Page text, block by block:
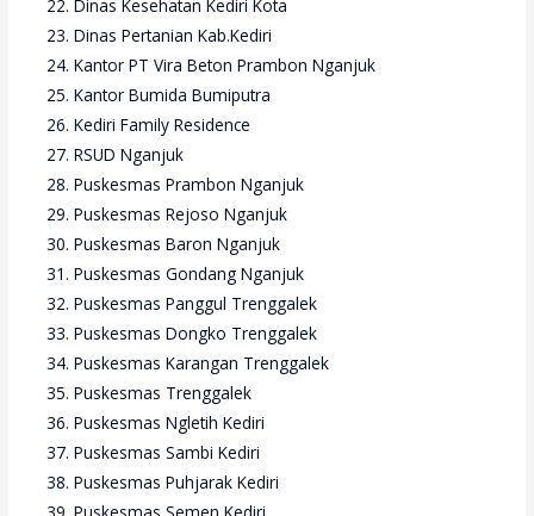
Dinas Kesehatan Kediri Kota
Dinas Pertanian Kab.Kediri
Kantor PT Vira Beton Prambon Nganjuk
Kantor Bumida Bumiputra
Kediri Family Residence
RSUD Nganjuk
Puskesmas Prambon Nganjuk
Puskesmas Rejoso Nganjuk
Puskesmas Baron Nganjuk
Puskesmas Gondang Nganjuk
Puskesmas Panggul Trenggalek
Puskesmas Dongko Trenggalek
Puskesmas Karangan Trenggalek
Puskesmas Trenggalek
Puskesmas Ngletih Kediri
Puskesmas Sambi Kediri
Puskesmas Puhjarak Kediri